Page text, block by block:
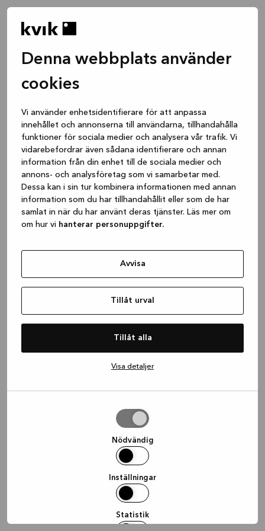
Denna webbplats använder
cookies
Vi använder enhetsidentifierare för att anpassa
innehållet och annonserna till användarna, tillhandahålla
funktioner för sociala medier och analysera vår trafik. Vi
vidarebefordrar även sådana identifierare och annan
information från din enhet till de sociala medier och
annons- och analysföretag som vi samarbetar med.
Dessa kan i sin tur kombinera informationen med annan
information som du har tillhandahållit eller som de har
samlat in när du har använt deras tjänster. Läs mer om
om hur vi hanterar personuppgifter.
Avvisa
Tillåt urval
Tillåt alla
Visa detaljer
Nödvändig
Inställningar
Statistik
(see the browser console for more
information).